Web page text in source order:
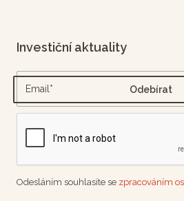
Investiční aktuality
Odesláním souhlasíte se zpracováním